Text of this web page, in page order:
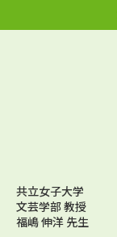
共立女子大学
文芸学部 教授
福嶋 伸洋 先生